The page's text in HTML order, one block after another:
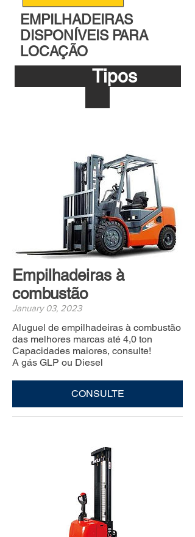
EMPILHADEIRAS
DISPONÍVEIS PARA
LOCAÇÃO
Tipos
Empilhadeiras à
combustão
January 03, 2023
Aluguel de empilhadeiras à combustão
das melhores marcas até 4,0 ton
Capacidades maiores, consulte!
A gás GLP ou Diesel
CONSULTE